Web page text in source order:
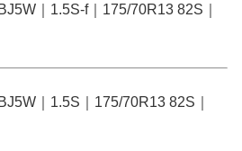
｜1.5S-f｜175/70R13 82S｜
｜1.5S｜175/70R13 82S｜